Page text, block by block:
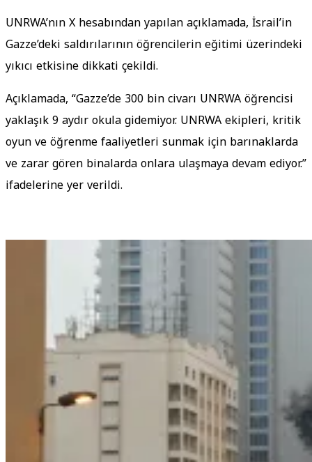
UNRWA’nın X hesabından yapılan açıklamada, İsrail’in
Gazze’deki saldırılarının öğrencilerin eğitimi üzerindeki
yıkıcı etkisine dikkati çekildi.
Açıklamada, “Gazze’de 300 bin civarı UNRWA öğrencisi
yaklaşık 9 aydır okula gidemiyor. UNRWA ekipleri, kritik
oyun ve öğrenme faaliyetleri sunmak için barınaklarda
ve zarar gören binalarda onlara ulaşmaya devam ediyor.”
ifadelerine yer verildi.